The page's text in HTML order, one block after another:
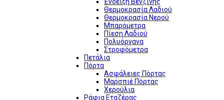
Θερμοκρασία Λαδιού
Θερμοκρασία Νερού
Μπαρόμετρα
Πίεση Λαδιού
Πολυόργανα
Στροφόμετρα
Πετάλια
Πόρτα
Ασφάλειες Πόρτας
Μαρσπιέ Πόρτας
Χερούλια
Ράφια Εταζέρας